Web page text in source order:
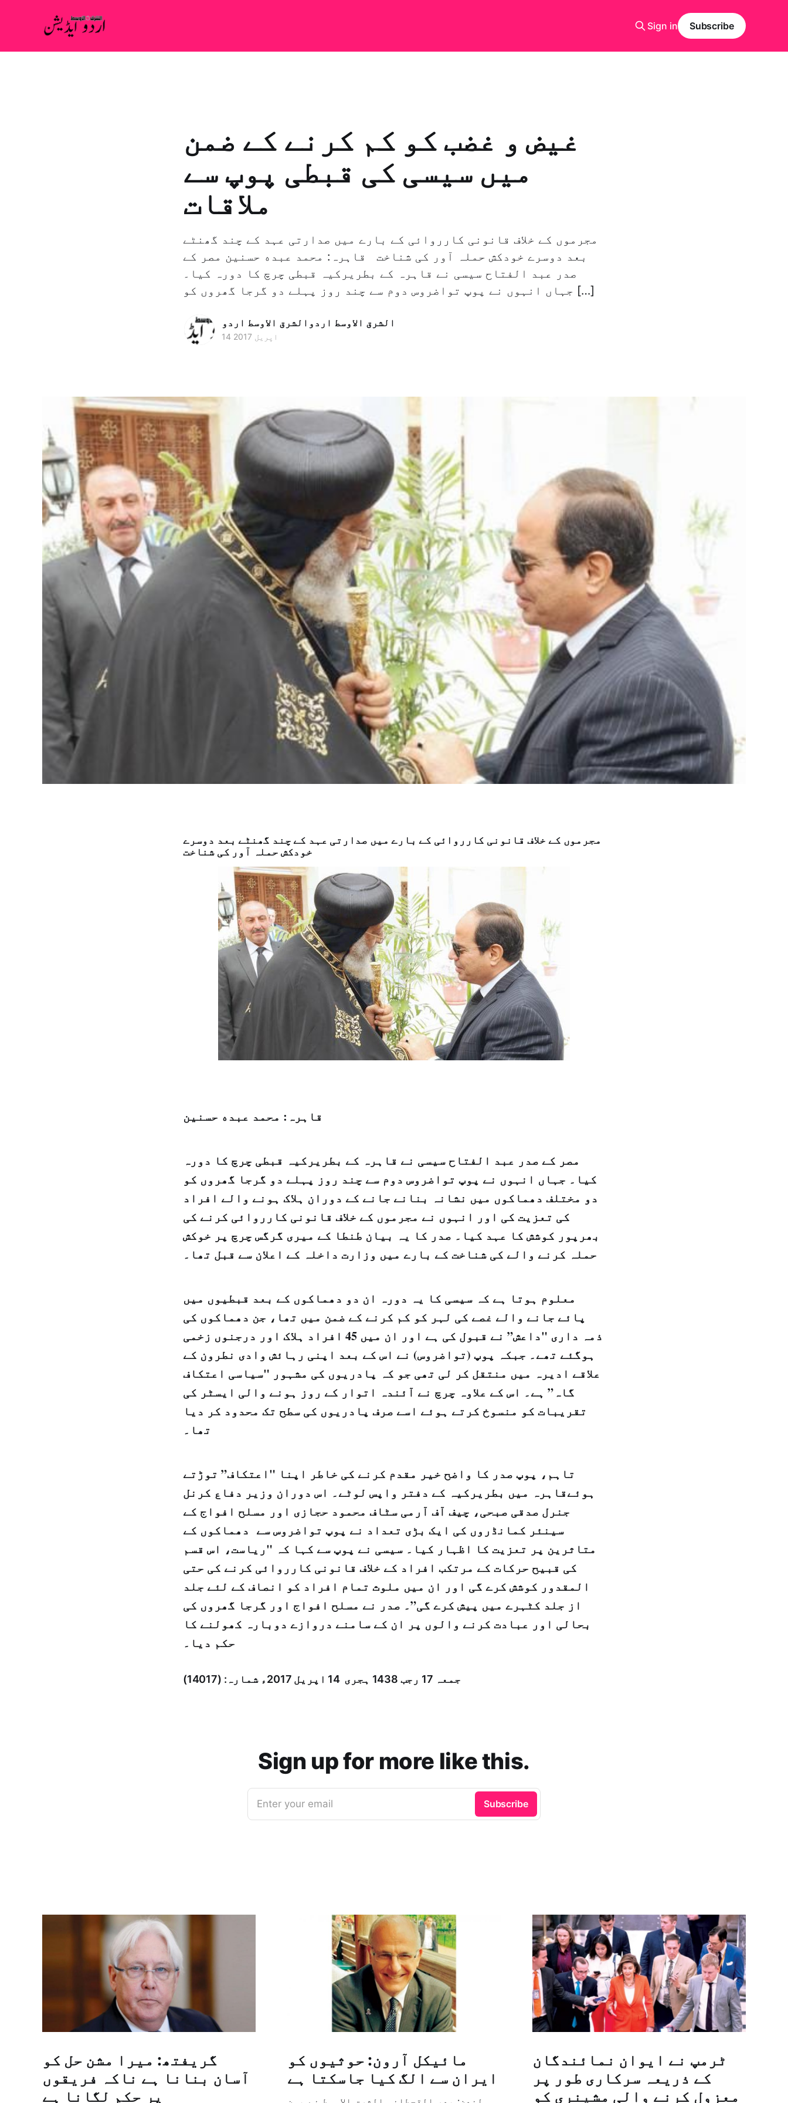
Sign in Subscribe
غیض و غضب کو کم کرنے کے ضمن
میں سیسی کی قبطی پوپ سے
ملاقات
مجرموں کے خلاف قانونی کارروائی کے بارے میں صدارتی عہد کے چند گھنٹے
بعد دوسرے خودکش حملہ آور کی شناخت قاہرہ: محمد عبده حسنين مصر کے
صدر عبد الفتاح سیسی نے قاہرہ کے بطریرکیہ قبطی چرچ کا دورہ کیا۔
جہاں انہوں نے پوپ تواضروس دوم سے چند روز پہلے دو گرجا گھروں کو […]
الشرق الاوسط اردوالشرق الاوسط اردو
14 اپریل 2017
مجرموں کے خلاف قانونی کارروائی کے بارے میں صدارتی عہد کے چند گھنٹے بعد دوسرے
خودکش حملہ آور کی شناخت
قاہرہ: محمد عبده حسنين
مصر کے صدر عبد الفتاح سیسی نے قاہرہ کے بطریرکیہ قبطی چرچ کا دورہ
کیا۔ جہاں انہوں نے پوپ تواضروس دوم سے چند روز پہلے دو گرجا گھروں کو
دو مختلف دھماکوں میں نشانہ بنانے جانے کے دوران ہلاک ہونے والے افراد
کی تعزیت کی اور انہوں نے مجرموں کے خلاف قانونی کارروائی کرنے کی
بھرپور کوشش کا عہد کیا۔ صدر کا یہ بیان طنطا کے میری گرگس چرچ پر خوکش
حملہ کرنے والے کی شناخت کے بارے میں وزارت داخلہ کے اعلان سے قبل تھا۔
معلوم ہوتا ہے کہ سیسی کا یہ دورہ ان دو دھماکوں کے بعد قبطیوں میں
پائے جانے والے غصے کی لہر کو کم کرنے کے ضمن میں تھا، جن دھماکوں کی
ذمہ داری "داعش” نے قبول کی ہے اور ان میں 45 افراد ہلاک اور درجنوں زخمی
ہوگئے تھے۔ جبکہ پوپ (تواضروس) نے اس کے بعد اپنی رہائش وادی نطرون کے
علاقے ادیرہ میں منتقل کر لی تھی جو کہ پادریوں کی مشہور "سیاسی اعتکاف
گاہ” ہے۔ اس کے علاوہ چرچ نے آئندہ اتوار کے روز ہونے والی ایسٹر کی
تقریبات کو منسوخ کرتے ہوئے اسے صرف پادریوں کی سطح تک محدود کر دیا
تھا۔
تاہم، پوپ صدر کا واضح خیر مقدم کرنے کی خاطر اپنا "اعتکاف” توڑتے
ہوئےقاہرہ میں بطریرکیہ کے دفتر واپس لوٹے۔ اس دوران وزیر دفاع کرنل
جنرل صدقی صبحی، چیف آف آرمی سٹاف محمود حجازی اور مسلح افواج کے
سینئر کمانڈروں کی ایک بڑی تعداد نے پوپ تواضروس سے دھماکوں کے
متاثرین پر تعزیت کا اظہار کیا۔ سیسی نے پوپ سے کہا کہ "ریاست، اس قسم
کی قبیح حرکات کے مرتکب افراد کے خلاف قانونی کارروائی کرنے کی حتی
المقدور کوشش کرے گی اور ان میں ملوث تمام افراد کو انصاف کے لئے جلد
از جلد کٹہرے میں پیش کرے گی”۔ صدر نے مسلح افواج اور گرجا گھروں کی
بحالی اور عبادت کرنے والوں پر ان کے سامنے دروازے دوبارہ کھولنے کا
حکم دیا۔
جمعہ 17 رجب 1438 ہجری ­ 14 اپریل 2017ء شمارہ: (14017)
Sign up for more like this.
Enter your email Subscribe
گریفتھ: میرا مشن حل کو
آسان بنانا ہے ناکہ فریقوں
پر حکم لگانا ہے
مائیکل آرون: حوثیوں کو
ایران سے الگ کیا جاسکتا ہے
ٹرمپ نے ایوان نمائندگان
کے ذریعہ سرکاری طور پر
معزول کرنے والی مشینری کو